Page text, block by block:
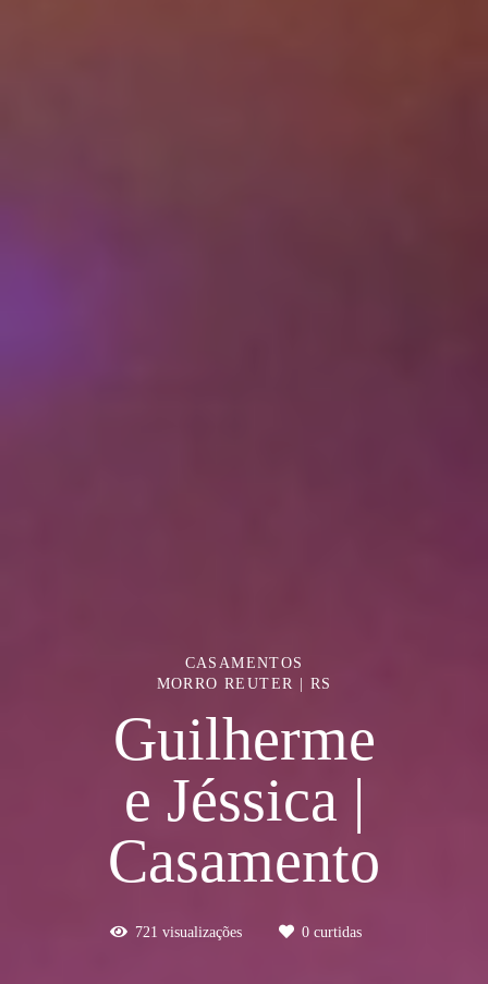
CASAMENTOS
MORRO REUTER | RS
Guilherme
e Jéssica |
Casamento
721 visualizações 0 curtidas